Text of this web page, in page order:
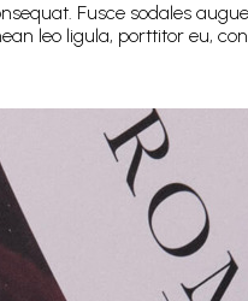
Fusce sodales
leo ligula, porttitor eu,